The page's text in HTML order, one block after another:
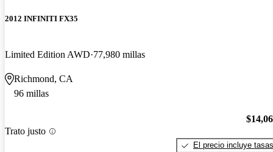
2012 INFINITI FX35
Limited Edition AWD 77,980 millas
Richmond, CA
96 millas
Trato justo
El precio incluye tasas